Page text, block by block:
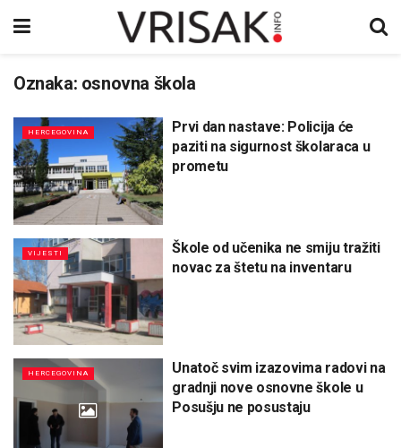
Oznaka: osnovna škola
HERCEGOVINA
Prvi dan nastave: Policija će
paziti na sigurnost školaraca u
prometu
VIJESTI
Škole od učenika ne smiju tražiti
novac za štetu na inventaru
HERCEGOVINA
Unatoč svim izazovima radovi na
gradnji nove osnovne škole u
Posušju ne posustaju